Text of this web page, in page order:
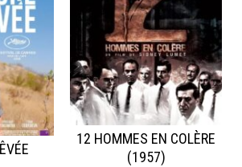
12 HOMMES EN COLÈRE
(1957)